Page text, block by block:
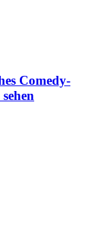
Comedy-